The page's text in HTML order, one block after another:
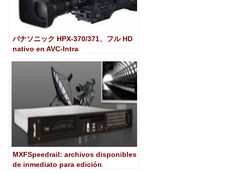
パナソニック HPX-370/371、フル HD
nativo en AVC-Intra
MXFSpeedrail: archivos disponibles
de inmediato para edición